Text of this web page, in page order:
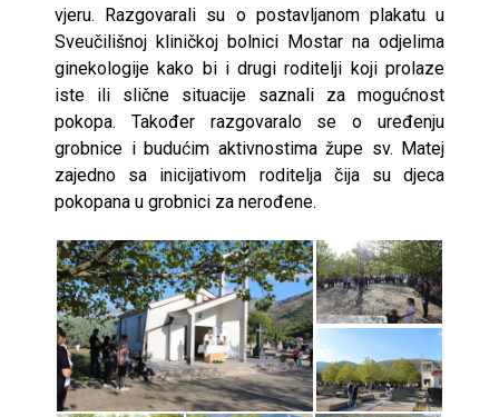
vjeru. Razgovarali su o postavljanom plakatu u
Sveučilišnoj kliničkoj bolnici Mostar na odjelima
ginekologije kako bi i drugi roditelji koji prolaze
iste ili slične situacije saznali za mogućnost
pokopa. Također razgovaralo se o uređenju
grobnice i budućim aktivnostima župe sv. Matej
zajedno sa inicijativom roditelja čija su djeca
pokopana u grobnici za nerođene.